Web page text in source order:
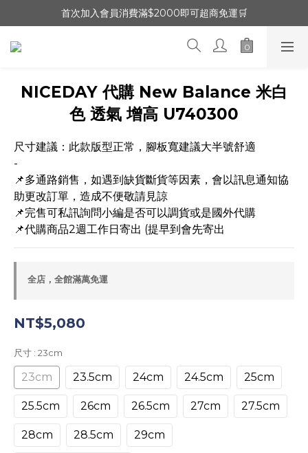
首次加入會員消費滿$2000即可超商免運🛒
NICEDAY 代購 New Balance 米白
色 透氣 增高 U740300
尺寸建議：此款版型正常，腳板寬建議大半號舒適
-
📌多通路銷售，如遇到缺貨斷貨等因素，會以訊息通知協
助更改訂單，造成不便敬請見諒
📌完售可私訊詢問小編是否可以調貨或是國外代購
📌代購商品2週工作日寄出 (提早到會先寄出
全店，全館滿萬免運
NT$5,080
尺寸 : 23cm
23cm 23.5cm 24cm 24.5cm 25cm
25.5cm 26cm 26.5cm 27cm 27.5cm
28cm 28.5cm 29cm